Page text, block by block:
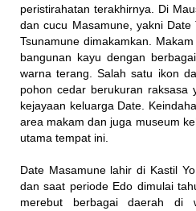
peristirahatan terakhirnya. Di
dan cucu Masamune, yakni Date
Tsunamune dimakamkan.
bangunan kayu dengan
warna terang. Salah satu ikon
pohon cedar berukuran raksasa
kejayaan keluarga Date.
area makam dan juga museum
utama tempat ini.
Date Masamune lahir di Kastil
dan saat periode Edo dimulai
merebut berbagai daerah di